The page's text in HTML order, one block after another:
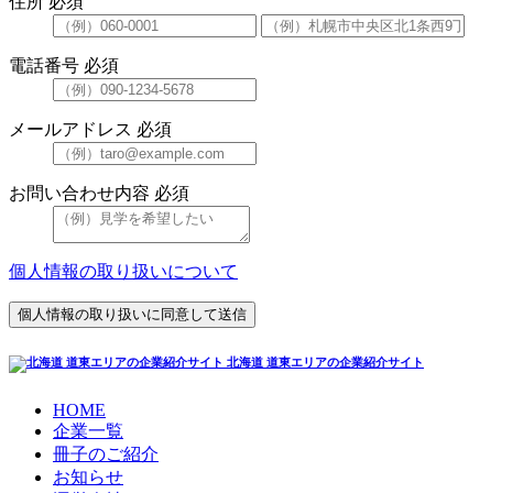
電話番号 必須
メールアドレス 必須
お問い合わせ内容 必須
個人情報の取り扱いについて
北海道 道東エリアの企業紹介サイト
HOME
企業一覧
冊子のご紹介
お知らせ